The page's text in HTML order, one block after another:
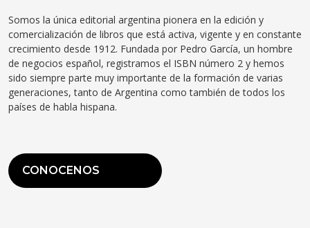
Somos la única editorial argentina pionera en la edición y
comercialización de libros que está activa, vigente y en constante
crecimiento desde 1912. Fundada por Pedro García, un hombre
de negocios español, registramos el ISBN número 2 y hemos
sido siempre parte muy importante de la formación de varias
generaciones, tanto de Argentina como también de todos los
países de habla hispana.
CONOCENOS